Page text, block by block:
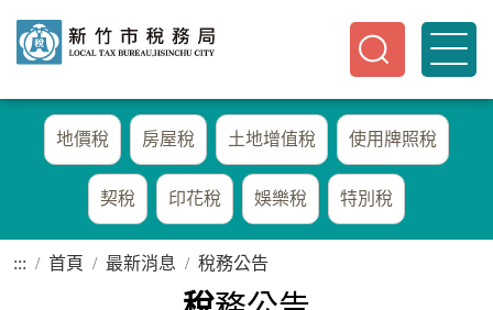
地價稅 房屋稅 土地增值稅 使用牌照稅
契稅 印花稅 娛樂稅 特別稅
::: 首頁 最新消息 稅務公告